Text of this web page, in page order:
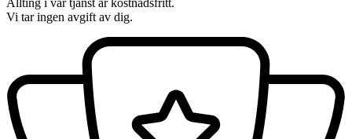
Allting i vår tjänst är kostnadsfritt.
Vi tar ingen avgift av dig.